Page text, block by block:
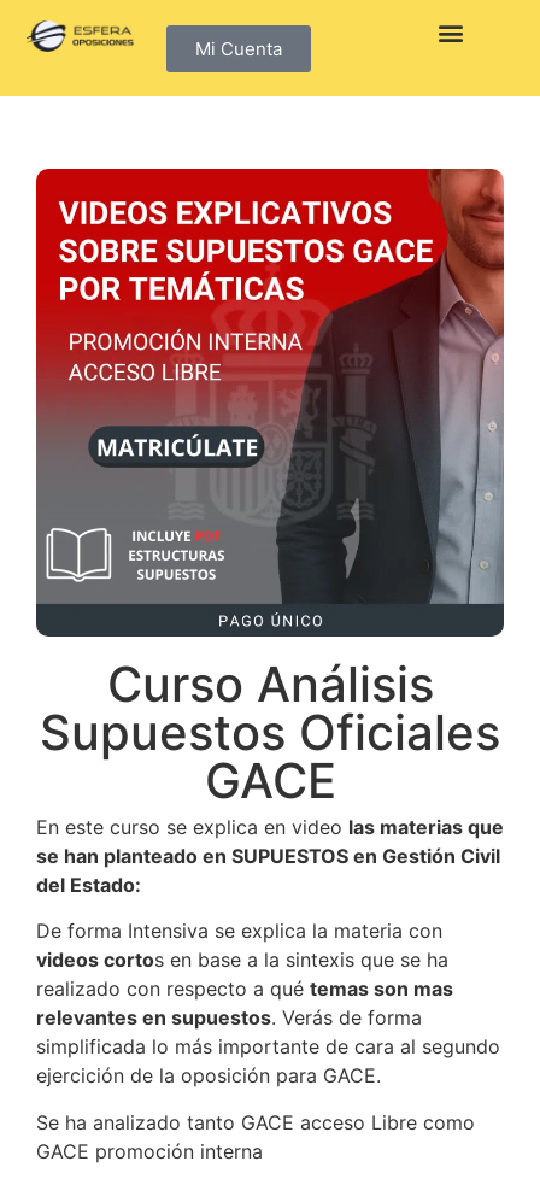
Mi Cuenta
Curso Análisis
Supuestos Oficiales
GACE
En este curso se explica en video las materias que
se han planteado en SUPUESTOS en Gestión Civil
del Estado:
De forma Intensiva se explica la materia con
videos cortos en base a la sintexis que se ha
realizado con respecto a qué temas son mas
relevantes en supuestos. Verás de forma
simplificada lo más importante de cara al segundo
ejercición de la oposición para GACE.
Se ha analizado tanto GACE acceso Libre como
GACE promoción interna